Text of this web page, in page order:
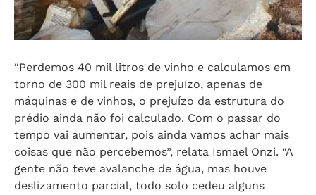
“Perdemos 40 mil litros de vinho e calculamos em
torno de 300 mil reais de prejuízo, apenas de
máquinas e de vinhos, o prejuízo da estrutura do
prédio ainda não foi calculado. Com o passar do
tempo vai aumentar, pois ainda vamos achar mais
coisas que não percebemos”, relata Ismael Onzi. “A
gente não teve avalanche de água, mas houve
deslizamento parcial, todo solo cedeu alguns